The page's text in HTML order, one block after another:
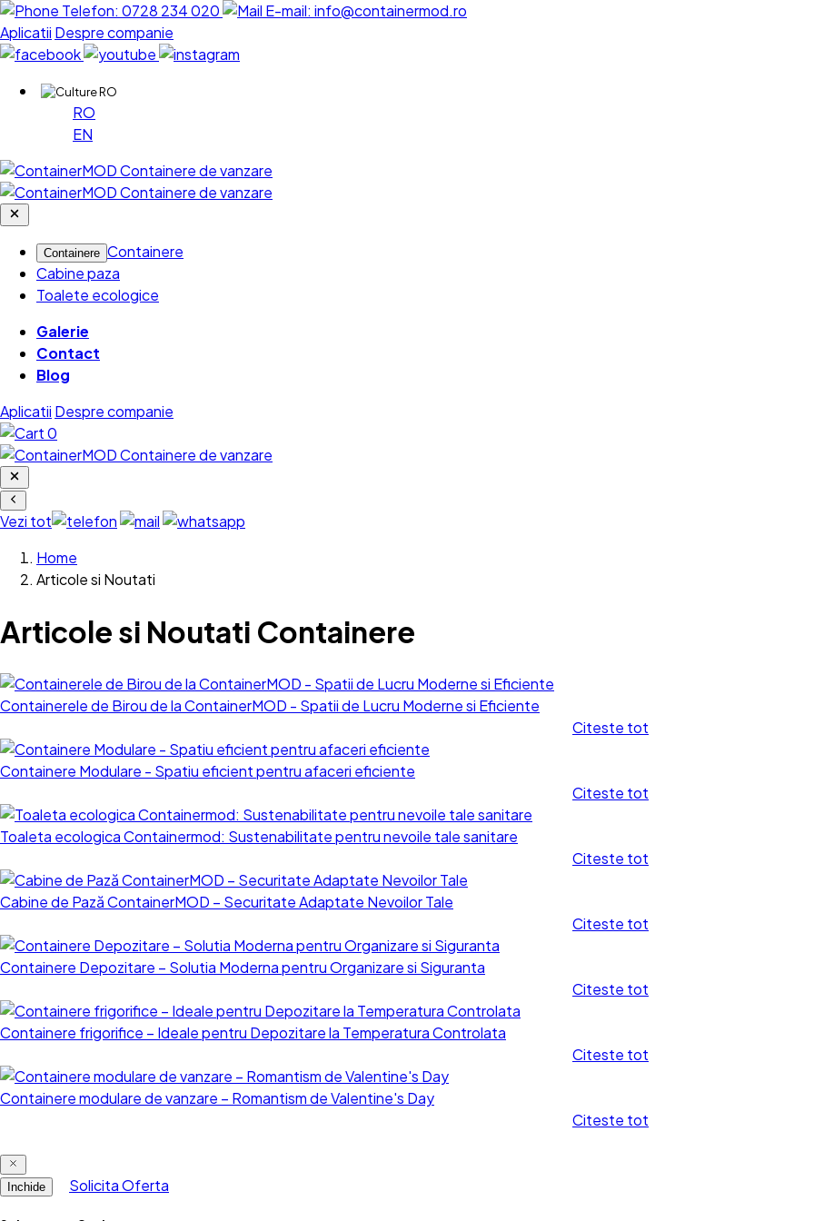
Telefon: 0728 234 020 E-mail: info@containermod.ro
Aplicatii Despre companie
RO
RO
EN
Containere Containere
Cabine paza
Toalete ecologice
Galerie
Contact
Blog
Aplicatii Despre companie
0
Vezi tot
Home
Articole si Noutati
Articole si Noutati Containere
Containerele de Birou de la ContainerMOD - Spatii de Lucru Moderne si Eficiente
Citeste tot
Containere Modulare - Spatiu eficient pentru afaceri eficiente
Citeste tot
Toaleta ecologica Containermod: Sustenabilitate pentru nevoile tale sanitare
Citeste tot
Cabine de Pază ContainerMOD – Securitate Adaptate Nevoilor Tale
Citeste tot
Containere Depozitare – Solutia Moderna pentru Organizare si Siguranta
Citeste tot
Containere frigorifice – Ideale pentru Depozitare la Temperatura Controlata
Citeste tot
Containere modulare de vanzare – Romantism de Valentine's Day
Citeste tot
Inchide Solicita Oferta